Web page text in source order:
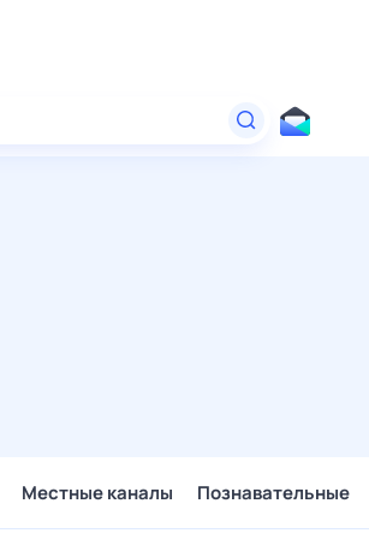
Местные каналы Познавательные